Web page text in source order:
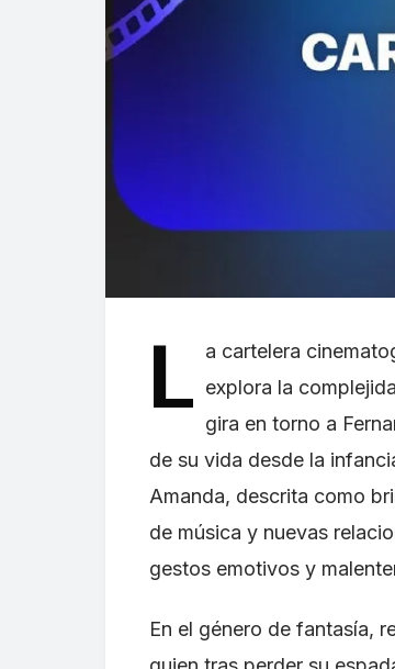
L a cartelera
explora la
gira en torno a
de su vida desde la
Amanda, descrita como
de música y nuevas
gestos emotivos y
En el género de fantasía,